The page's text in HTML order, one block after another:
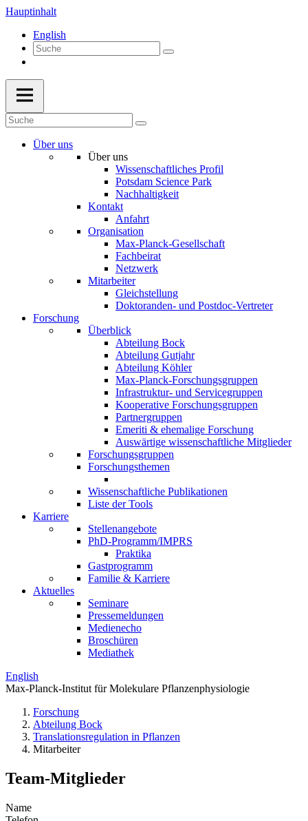
Hauptinhalt
English
Über uns
Über uns
Wissenschaftliches Profil
Potsdam Science Park
Nachhaltigkeit
Kontakt
Anfahrt
Organisation
Max-Planck-Gesellschaft
Fachbeirat
Netzwerk
Mitarbeiter
Gleichstellung
Doktoranden- und Postdoc-Vertreter
Forschung
Überblick
Abteilung Bock
Abteilung Gutjahr
Abteilung Köhler
Max-Planck-Forschungsgruppen
Infrastruktur- und Servicegruppen
Kooperative Forschungsgruppen
Partnergruppen
Emeriti & ehemalige Forschung
Auswärtige wissenschaftliche Mitglieder
Forschungsgruppen
Forschungsthemen
Wissenschaftliche Publikationen
Liste der Tools
Karriere
Stellenangebote
PhD-Programm/IMPRS
Praktika
Gastprogramm
Familie & Karriere
Aktuelles
Seminare
Pressemeldungen
Medienecho
Broschüren
Mediathek
English
Max-Planck-Institut für Molekulare Pflanzenphysiologie
Forschung
Abteilung Bock
Translations­regulation in Pflanzen
Mitarbeiter
Team-Mitglieder
Name